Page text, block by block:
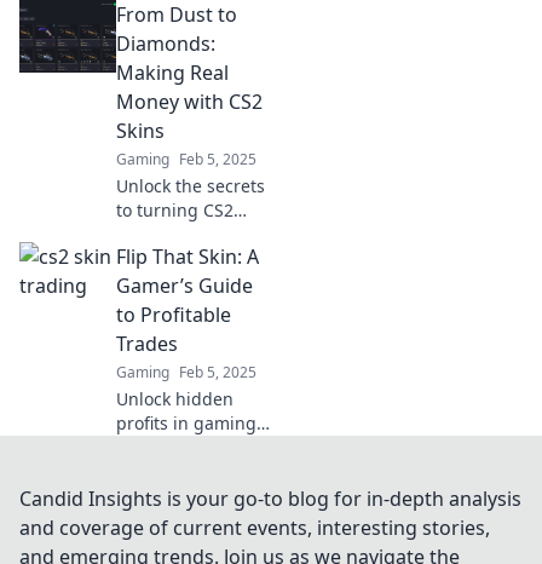
discover why it
could be your
smartest
investment yet!
Don't miss out on
this lucrative
market!
From Dust to
Diamonds:
Making Real
Money with CS2
Skins
Gaming Feb 5, 2025
Unlock the secrets
to turning CS2
cash! Discover
tips, tricks, and
strategies to strike
it rich in the
gaming universe!
Flip That Skin: A
Gamer’s Guide
to Profitable
Trades
Gaming Feb 5, 2025
Unlock hidden
profits in gaming!
flip skins for cash.
Don't miss out on
your next big
Candid Insights is your go-to blog for in-depth analysis
and coverage of current events, interesting stories,
and emerging trends. Join us as we navigate the